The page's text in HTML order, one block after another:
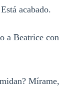
acabado.
a Beatrice con
Mírame,